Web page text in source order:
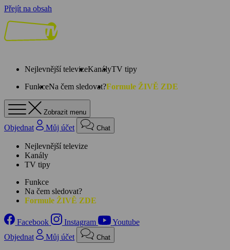
Přejít na obsah
Nejlevnější televizeKanályTV tipy
FunkceNa čem sledovat?Formule ŽIVĚ ZDE
Zobrazit menu
Objednat Můj účet Chat
Nejlevnější televize
Kanály
TV tipy
Funkce
Na čem sledovat?
Formule ŽIVĚ ZDE
Facebook Instagram
Youtube
Objednat
Můj účet Chat